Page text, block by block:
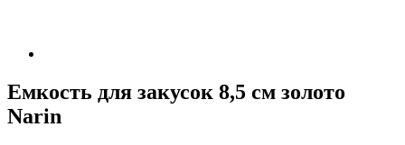
Емкость для закусок 8,5 см золото
Narin